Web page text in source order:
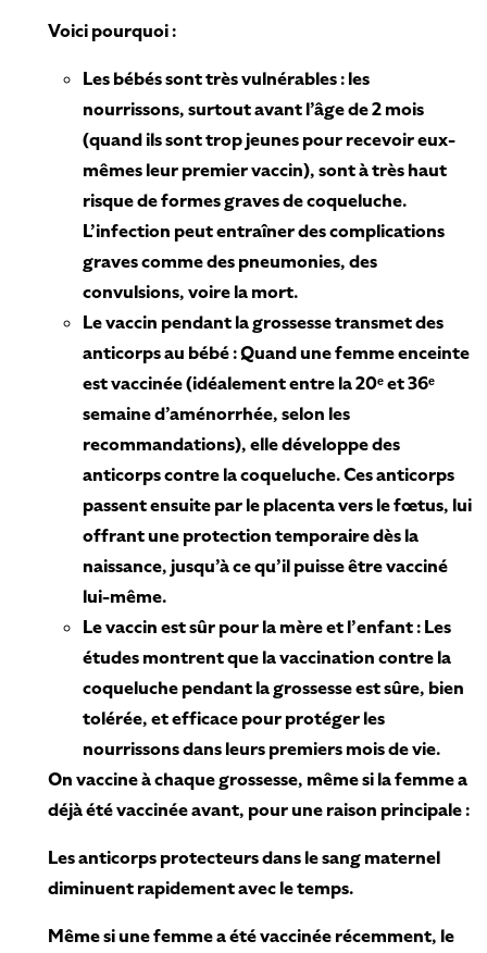
Voici pourquoi :
Les bébés sont très vulnérables : les
nourrissons, surtout avant l’âge de 2 mois
(quand ils sont trop jeunes pour recevoir eux-
mêmes leur premier vaccin), sont à très haut
risque de formes graves de coqueluche.
L’infection peut entraîner des complications
graves comme des pneumonies, des
convulsions, voire la mort.
Le vaccin pendant la grossesse transmet des
anticorps au bébé : Quand une femme enceinte
est vaccinée (idéalement entre la 20ᵉ et 36ᵉ
semaine d’aménorrhée, selon les
recommandations), elle développe des
anticorps contre la coqueluche. Ces anticorps
passent ensuite par le placenta vers le fœtus, lui
offrant une protection temporaire dès la
naissance, jusqu’à ce qu’il puisse être vacciné
lui-même.
Le vaccin est sûr pour la mère et l’enfant : Les
études montrent que la vaccination contre la
coqueluche pendant la grossesse est sûre, bien
tolérée, et efficace pour protéger les
nourrissons dans leurs premiers mois de vie.
On vaccine à chaque grossesse, même si la femme a
déjà été vaccinée avant, pour une raison principale :
Les anticorps protecteurs dans le sang maternel
diminuent rapidement avec le temps.
Même si une femme a été vaccinée récemment, le